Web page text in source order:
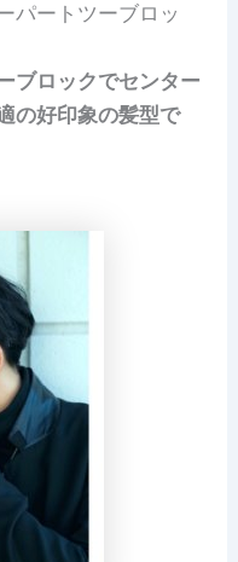
パートツーブロッ
ブロックでセンター
の好印象の髪型で